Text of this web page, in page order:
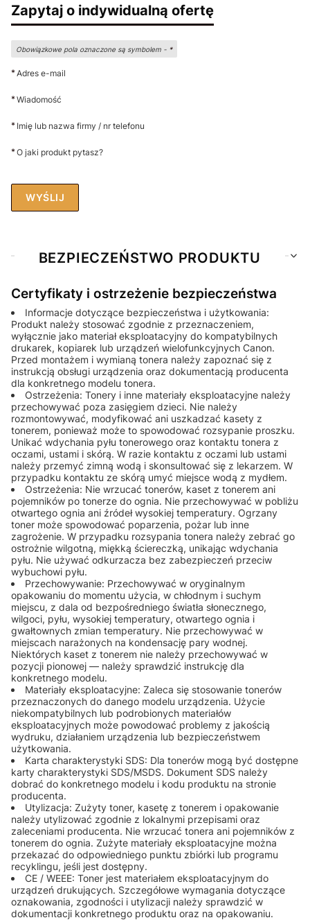
Zapytaj o indywidualną ofertę
Obowiązkowe pola oznaczone są symbolem - *
*Adres e-mail
*Wiadomość
* Imię lub nazwa firmy / nr telefonu
*O jaki produkt pytasz?
WYŚLIJ
BEZPIECZEŃSTWO PRODUKTU
Certyfikaty i ostrzeżenie bezpieczeństwa
Informacje dotyczące bezpieczeństwa i użytkowania:
Produkt należy stosować zgodnie z przeznaczeniem,
wyłącznie jako materiał eksploatacyjny do kompatybilnych
drukarek, kopiarek lub urządzeń wielofunkcyjnych Canon.
Przed montażem i wymianą tonera należy zapoznać się z
instrukcją obsługi urządzenia oraz dokumentacją producenta
dla konkretnego modelu tonera.
Ostrzeżenia: Tonery i inne materiały eksploatacyjne należy
przechowywać poza zasięgiem dzieci. Nie należy
rozmontowywać, modyfikować ani uszkadzać kasety z
tonerem, ponieważ może to spowodować rozsypanie proszku.
Unikać wdychania pyłu tonerowego oraz kontaktu tonera z
oczami, ustami i skórą. W razie kontaktu z oczami lub ustami
należy przemyć zimną wodą i skonsultować się z lekarzem. W
przypadku kontaktu ze skórą umyć miejsce wodą z mydłem.
Ostrzeżenia: Nie wrzucać tonerów, kaset z tonerem ani
pojemników po tonerze do ognia. Nie przechowywać w pobliżu
otwartego ognia ani źródeł wysokiej temperatury. Ogrzany
toner może spowodować poparzenia, pożar lub inne
zagrożenie. W przypadku rozsypania tonera należy zebrać go
ostrożnie wilgotną, miękką ściereczką, unikając wdychania
pyłu. Nie używać odkurzacza bez zabezpieczeń przeciw
wybuchowi pyłu.
Przechowywanie: Przechowywać w oryginalnym
opakowaniu do momentu użycia, w chłodnym i suchym
miejscu, z dala od bezpośredniego światła słonecznego,
wilgoci, pyłu, wysokiej temperatury, otwartego ognia i
gwałtownych zmian temperatury. Nie przechowywać w
miejscach narażonych na kondensację pary wodnej.
Niektórych kaset z tonerem nie należy przechowywać w
pozycji pionowej — należy sprawdzić instrukcję dla
konkretnego modelu.
Materiały eksploatacyjne: Zaleca się stosowanie tonerów
przeznaczonych do danego modelu urządzenia. Użycie
niekompatybilnych lub podrobionych materiałów
eksploatacyjnych może powodować problemy z jakością
wydruku, działaniem urządzenia lub bezpieczeństwem
użytkowania.
Karta charakterystyki SDS: Dla tonerów mogą być dostępne
karty charakterystyki SDS/MSDS. Dokument SDS należy
dobrać do konkretnego modelu i kodu produktu na stronie
producenta.
Utylizacja: Zużyty toner, kasetę z tonerem i opakowanie
należy utylizować zgodnie z lokalnymi przepisami oraz
zaleceniami producenta. Nie wrzucać tonera ani pojemników z
tonerem do ognia. Zużyte materiały eksploatacyjne można
przekazać do odpowiedniego punktu zbiórki lub programu
recyklingu, jeśli jest dostępny.
CE / WEEE: Toner jest materiałem eksploatacyjnym do
urządzeń drukujących. Szczegółowe wymagania dotyczące
oznakowania, zgodności i utylizacji należy sprawdzić w
dokumentacji konkretnego produktu oraz na opakowaniu.